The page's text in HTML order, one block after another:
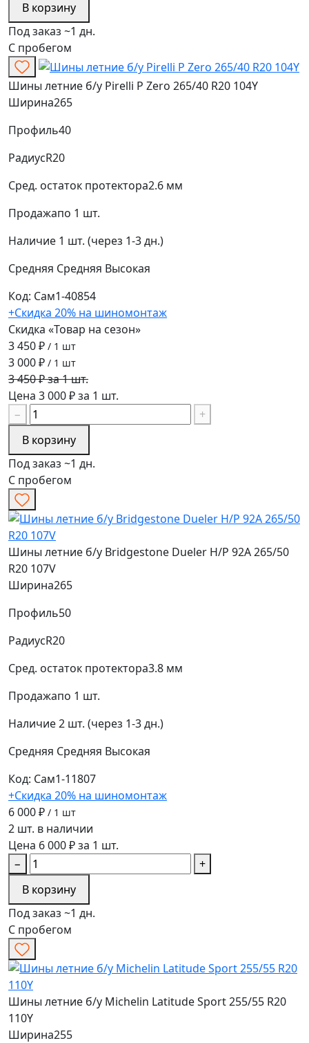
В корзину
Под заказ ~1 дн.
С пробегом
Шины летние б/у Pirelli P Zero 265/40 R20 104Y
Ширина265
Профиль40
РадиусR20
Сред. остаток протектора2.6 мм
Продажапо 1 шт.
Наличие 1 шт. (через 1-3 дн.)
Средняя Средняя Высокая
Код: Сам1-40854
+Скидка 20% на шиномонтаж
Скидка «Товар на сезон»
3 450 ₽ / 1 шт
3 000 ₽ / 1 шт
3 450 ₽ за 1 шт.
Цена 3 000 ₽ за 1 шт.
−
+
В корзину
Под заказ ~1 дн.
С пробегом
Шины летние б/у Bridgestone Dueler H/P 92A 265/50
R20 107V
Ширина265
Профиль50
РадиусR20
Сред. остаток протектора3.8 мм
Продажапо 1 шт.
Наличие2 шт. (через 1-3 дн.)
Средняя Средняя Высокая
Код: Сам1-11807
+Скидка 20% на шиномонтаж
6 000 ₽ / 1 шт
2 шт. в наличии
Цена 6 000 ₽ за 1 шт.
−
+
В корзину
Под заказ ~1 дн.
С пробегом
Шины летние б/у Michelin Latitude Sport 255/55 R20
110Y
Ширина255